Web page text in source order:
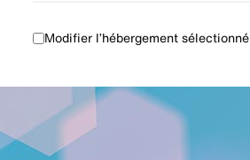
Modifier l’hébergement sélectionné